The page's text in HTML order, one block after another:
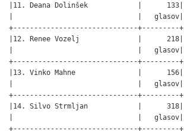
|11. Deana Dolinšek            |      133|
|                              |   glasov|
+------------------------------+---------+
|12. Renee Vozelj              |      218|
|                              |   glasov|
+------------------------------+---------+
|13. Vinko Mahne               |      156|
|                              |   glasov|
+------------------------------+---------+
|14. Silvo Strmljan            |      318|
|                              |   glasov|
+------------------------------+---------+